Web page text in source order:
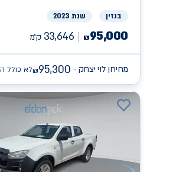
בנזין שנת 2023
₪95,000
33,646 ק״מ
מחירון לוי יצחק - ₪95,300 לא כולל